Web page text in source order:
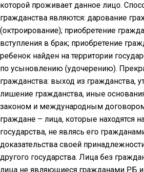
которой проживает данное лицо.
гражданства являются: дарование
(октроирование); приобретение
вступления в брак; приобретение
ребенок найден на территории
по усыновлению (удочерению).
гражданства: выход из гражданства,
лишение гражданства, иные
законом и международным
граждане – лица, которые находятся
государства, не являсь его
доказательства своей
другого государства. Лица без
лица не являющиеся гражданами РБ